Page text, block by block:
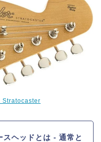
Stratocaster
スヘッドとは ‐ 通常と